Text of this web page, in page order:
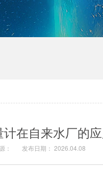
在自来水厂的
： 发布日期： 2026.04.08